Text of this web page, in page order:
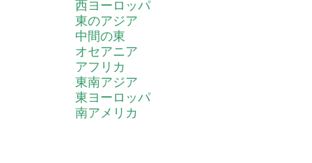
西ヨーロッパ
東のアジア
中間の東
オセアニア
アフリカ
東南アジア
東ヨーロッパ
南アメリカ